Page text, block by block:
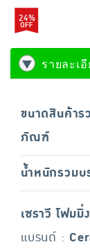
24%
รายละเ
ขนาดสินค้าร
ภัณฑ์
น้ำหนักรวม
เซราวี โฟม
แบรนด์ :